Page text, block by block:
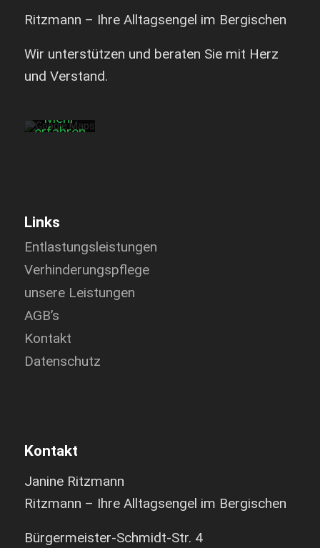
Ritzmann – Ihre Alltagsengel im Bergischen
Wir unterstützen und beraten Sie mit Herz
und Verstand.
Mit dem
akzeptieren
Sie die
Datenschutzerklärung
Mehr
erfahren
Maps immer
Links
Entlastungsleistungen
Verhinderungspflege
unsere Leistungen
AGB’s
Kontakt
Datenschutz
Kontakt
Janine Ritzmann
Ritzmann – Ihre Alltagsengel im Bergischen
Bürgermeister-Schmidt-Str. 4